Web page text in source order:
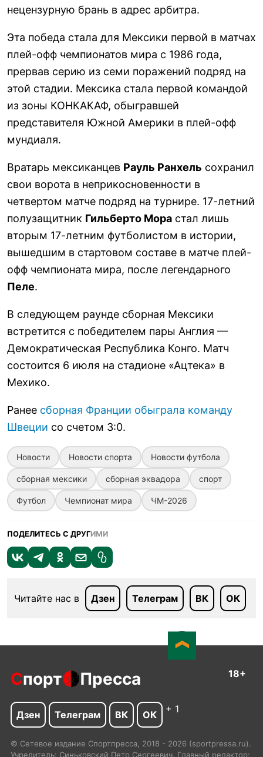
нецензурную брань в адрес арбитра.
Эта победа стала для Мексики первой в матчах
плей-офф чемпионатов мира с 1986 года,
прервав серию из семи поражений подряд на
этой стадии. Мексика стала первой командой
из зоны КОНКАКАФ, обыгравшей
представителя Южной Америки в плей-офф
мундиаля.
Вратарь мексиканцев Рауль Ранхель сохранил
свои ворота в неприкосновенности в
четвертом матче подряд на турнире. 17-летний
полузащитник Гильберто Мора стал лишь
вторым 17-летним футболистом в истории,
вышедшим в стартовом составе в матче плей-
офф чемпионата мира, после легендарного
Пеле.
В следующем раунде сборная Мексики
встретится с победителем пары Англия —
Демократическая Республика Конго. Матч
состоится 6 июля на стадионе «Ацтека» в
Мехико.
Ранее сборная Франции обыграла команду
Швеции со счетом 3:0.
Новости Новости спорта Новости футбола
сборная мексики сборная эквадора спорт
Футбол Чемпионат мира ЧМ-2026
ПОДЕЛИТЕСЬ С ДРУГИМИ
Читайте нас в Дзен Телеграм ВК ОК
Спорт Пресса 18+
Дзен Телеграм ВК ОК + 1
© Сетевое издание Спортпресса, 2018 - 2026 (sportpressa.ru).
Учредитель: Синьковский Петр Сергеевич. Главный редактор: